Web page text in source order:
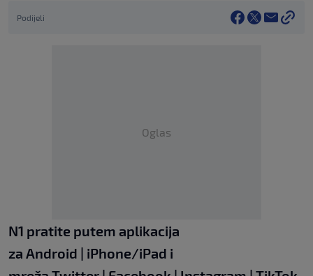
Podijeli
Oglas
N1 pratite putem aplikacija
za Android | iPhone/iPad i